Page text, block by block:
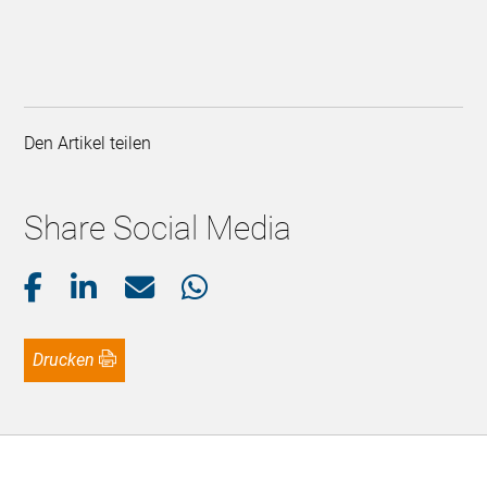
Den Artikel teilen
Share Social Media
Drucken